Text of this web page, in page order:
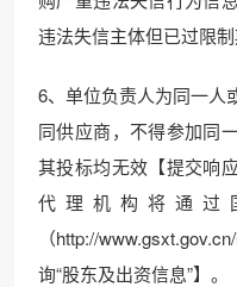
违法失信主体但已过限制
6、单位负责人为同一人
同供应商，不得参加同
其投标均无效【提交响
代理机构将通过
（http://
询“股东及出资信息”】。